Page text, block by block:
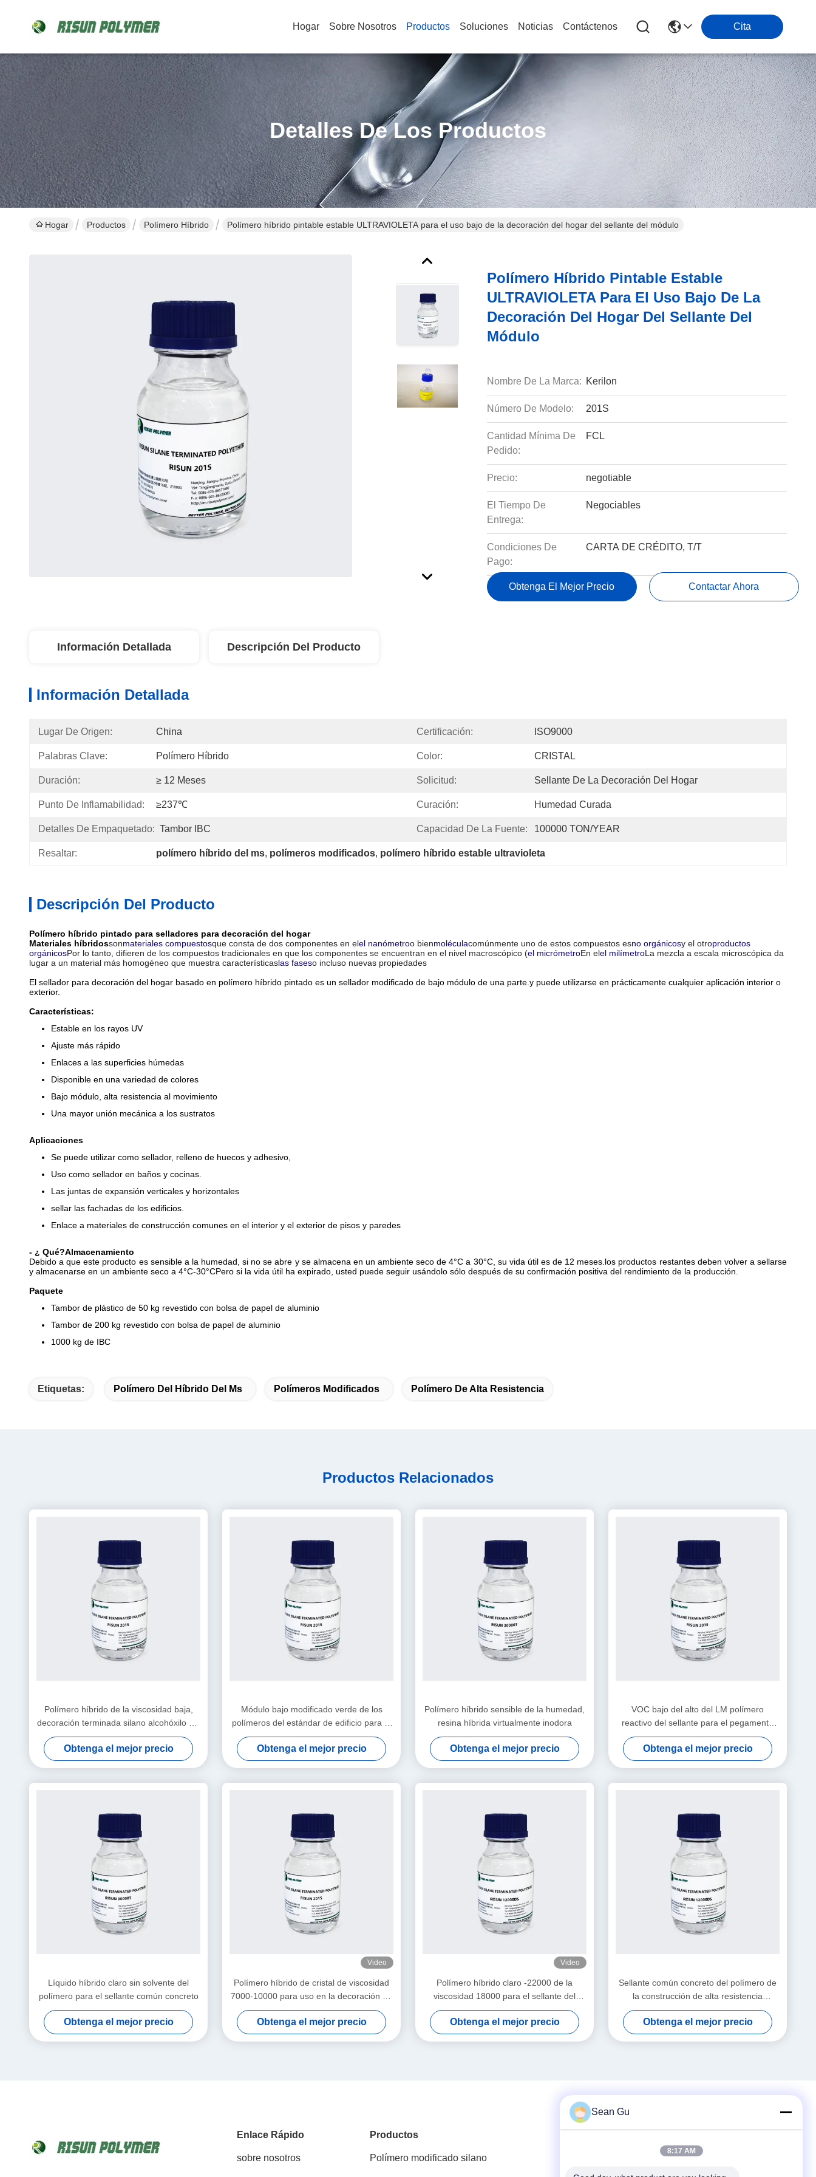
Hogar Sobre Nosotros Productos Soluciones Noticias Contáctenos Cita
Detalles De Los Productos
Hogar Productos Polímero Híbrido Polímero híbrido pintable estable ULTRAVIOLETA para el uso bajo de la decoración del hogar del sellante del módulo
Polímero Híbrido Pintable Estable
ULTRAVIOLETA Para El Uso Bajo De La
Decoración Del Hogar Del Sellante Del
Módulo
Nombre De La Marca: Kerilon
Número De Modelo: 201S
Cantidad Mínima De
Pedido:
FCL
Precio: negotiable
El Tiempo De
Entrega:
Negociables
Condiciones De
Pago:
CARTA DE CRÉDITO, T/T
Obtenga El Mejor Precio Contactar Ahora
Información Detallada Descripción Del Producto
Información Detallada
Lugar De Origen: China Certificación: ISO9000
Palabras Clave: Polímero Híbrido Color: CRISTAL
Duración: ≥ 12 Meses Solicitud: Sellante De La Decoración Del Hogar
Punto De Inflamabilidad: ≥237℃ Curación: Humedad Curada
Detalles De Empaquetado: Tambor IBC Capacidad De La Fuente: 100000 TON/YEAR
Resaltar: polímero híbrido del ms, polímeros modificados, polímero híbrido estable ultravioleta
Descripción Del Producto
Polímero híbrido pintado para selladores para decoración del hogar
Materiales híbridossonmateriales compuestosque consta de dos componentes en elel nanómetroo bienmoléculacomúnmente uno de estos compuestos esno orgánicosy el otroproductos
orgánicosPor lo tanto, difieren de los compuestos tradicionales en que los componentes se encuentran en el nivel macroscópico (el micrómetroEn elel milímetroLa mezcla a escala microscópica da
lugar a un material más homogéneo que muestra característicaslas faseso incluso nuevas propiedades
El sellador para decoración del hogar basado en polímero híbrido pintado es un sellador modificado de bajo módulo de una parte.y puede utilizarse en prácticamente cualquier aplicación interior o
exterior.
Características:
Estable en los rayos UV
Ajuste más rápido
Enlaces a las superficies húmedas
Disponible en una variedad de colores
Bajo módulo, alta resistencia al movimiento
Una mayor unión mecánica a los sustratos
Aplicaciones
Se puede utilizar como sellador, relleno de huecos y adhesivo,
Uso como sellador en baños y cocinas.
Las juntas de expansión verticales y horizontales
sellar las fachadas de los edificios.
Enlace a materiales de construcción comunes en el interior y el exterior de pisos y paredes
- ¿ Qué?Almacenamiento
Debido a que este producto es sensible a la humedad, si no se abre y se almacena en un ambiente seco de 4°C a 30°C, su vida útil es de 12 meses.los productos restantes deben volver a sellarse
y almacenarse en un ambiente seco a 4°C-30°CPero si la vida útil ha expirado, usted puede seguir usándolo sólo después de su confirmación positiva del rendimiento de la producción.
Paquete
Tambor de plástico de 50 kg revestido con bolsa de papel de aluminio
Tambor de 200 kg revestido con bolsa de papel de aluminio
1000 kg de IBC
Etiquetas: Polímero Del Híbrido Del Ms Polímeros Modificados Polímero De Alta Resistencia
Productos Relacionados
Polímero híbrido de la viscosidad baja,
decoración terminada silano alcohóxilo del
hogar del polímero del poliéter
Obtenga el mejor precio
Módulo bajo modificado verde de los
polímeros del estándar de edificio para el
sellante del polímero de la construcción
Obtenga el mejor precio
Polímero híbrido sensible de la humedad,
resina híbrida virtualmente inodora
Obtenga el mejor precio
VOC bajo del alto del LM polímero
reactivo del sellante para el pegamento
híbrido del polímero de la decoración del
hogar
Obtenga el mejor precio
Líquido híbrido claro sin solvente del
polímero para el sellante común concreto
Obtenga el mejor precio
Video
Polímero híbrido de cristal de viscosidad
7000-10000 para uso en la decoración de
casas con selladores adhesivos
Obtenga el mejor precio
Video
Polímero híbrido claro -22000 de la
viscosidad 18000 para el sellante del
automóvil
Obtenga el mejor precio
Sellante común concreto del polímero de
la construcción de alta resistencia
económica del uso
Obtenga el mejor precio
Enlace Rápido
sobre nosotros
Productos
Polímero modificado silano
Sean Gu
8:17 AM